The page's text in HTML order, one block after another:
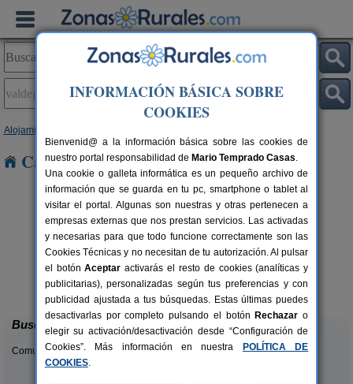
Alojamientos
Casas Rurales en Valdegeña
8-16 pers.
desde25 €
Casa Rural Julito
Garray (Soria)
Buscar
Comunidades:
INFORMACIÓN BÁSICA SOBRE
COOKIES
Bienvenid@ a la información básica sobre las cookies de
nuestro portal responsabilidad de Mario Temprado Casas.
Una cookie o galleta informática es un pequeño archivo de
información que se guarda en tu pc, smartphone o tablet al
visitar el portal. Algunas son nuestras y otras pertenecen a
empresas externas que nos prestan servicios. Las activadas
y necesarias para que todo funcione correctamente son las
Cookies Técnicas y no necesitan de tu autorización. Al pulsar
el botónAceptar activarás el resto de cookies (analíticas y
publicitarias), personalizadas según tus preferencias y con
publicidad ajustada a tus búsquedas. Estas últimas puedes
desactivarlas por completo pulsando el botón Rechazar o
elegir su activación/desactivación desde “Configuración de
Cookies”. Más información en nuestra
POLÍTICA DE
COOKIES.